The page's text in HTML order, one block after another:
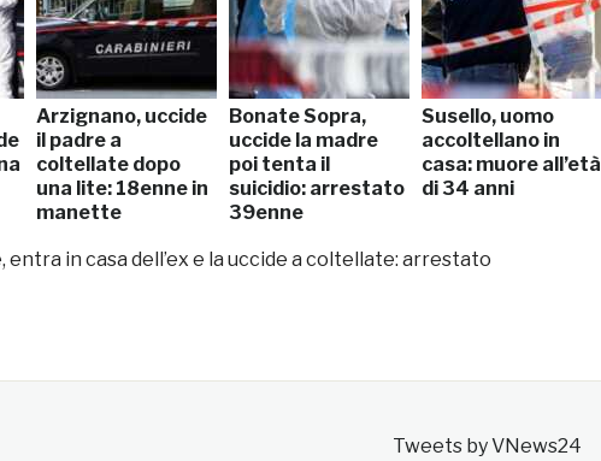
Arzignano, uccide
il padre a
coltellate dopo
una lite: 18enne in
manette
Bonate Sopra,
uccide la madre
poi tenta il
suicidio: arrestato
39enne
Susello, uomo
accoltellano in
casa: muore all’età
di 34 anni
entra in casa dell’ex e la uccide a coltellate: arrestato
Tweets by VNews24